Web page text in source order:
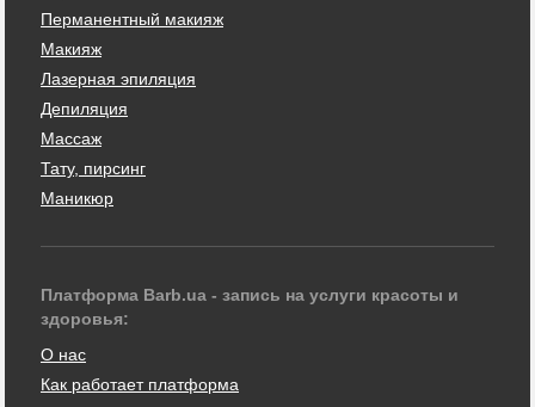
Перманентный макияж
Макияж
Лазерная эпиляция
Депиляция
Массаж
Тату, пирсинг
Маникюр
Платформа Barb.ua - запись на услуги красоты и
здоровья:
О нас
Как работает платформа